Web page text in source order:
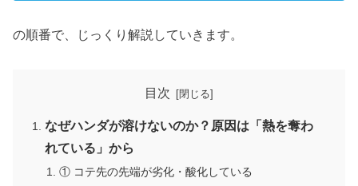
の順番で、じっくり解説していきます。
目次
なぜハンダが溶けないのか？原因は「熱を奪わ
れている」から
① コテ先の先端が劣化・酸化している